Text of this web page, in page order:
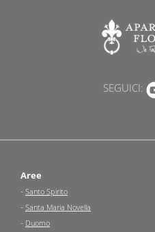
SEGUICI:
Aree
- Santo Spirito
- Santa Maria Novella
- Duomo